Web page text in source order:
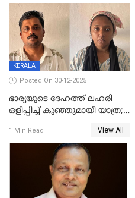
മരിച്ചു
KERALA
Posted On 30-12-2025
ഭാര്യയുടെ ദേഹത്ത് ലഹരി
ഒളിപ്പിച്ച് കുഞ്ഞുമായി യാത്ര;
പിടികൂടി പൊലീസ്
1 Min Read View All